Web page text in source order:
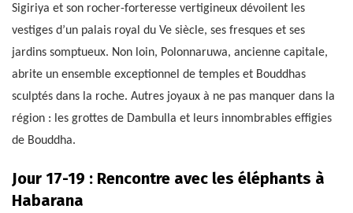
Sigiriya et son rocher-forteresse vertigineux dévoilent les
vestiges d’un palais royal du Ve siècle, ses fresques et ses
jardins somptueux. Non loin, Polonnaruwa, ancienne capitale,
abrite un ensemble exceptionnel de temples et Bouddhas
sculptés dans la roche. Autres joyaux à ne pas manquer dans la
région : les grottes de Dambulla et leurs innombrables effigies
de Bouddha.
Jour 17-19 : Rencontre avec les éléphants à
Habarana